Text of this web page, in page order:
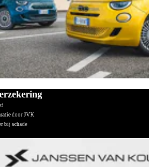
door JVK
bij schade